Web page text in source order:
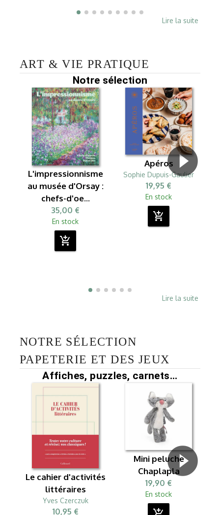
Lire la suite
ART & VIE PRATIQUE
Notre sélection
L'impressionnisme
au musée d'Orsay :
chefs-d'oe...
35,00 €
En stock
add_shopping_cart
Apéros
Sophie Dupuis-Gaulier
19,95 €
En stock
add_shopping_cart
Lire la suite
NOTRE SÉLECTION
PAPETERIE ET DES JEUX
Affiches, puzzles, carnets...
Le cahier d'activités
littéraires
Yves Czerczuk
10,95 €
Mini peluche
Chaplapla
19,90 €
En stock